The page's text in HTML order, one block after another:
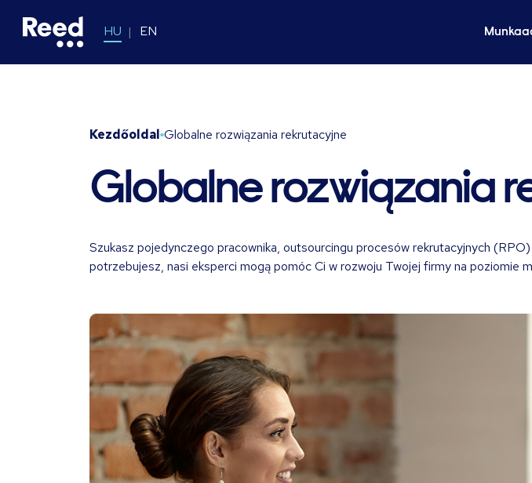
HU EN
Kezdőoldal Globalne rozwiązania rekrutacyjne
Globalne rozwiązania
Szukasz pojedynczego pracownika, outsourcingu procesów rekrutacyjnych
potrzebujesz, nasi eksperci mogą pomóc Ci w rozwoju Twojej firmy na poziomie